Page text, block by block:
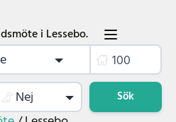
i Lessebo.
Nej Sök